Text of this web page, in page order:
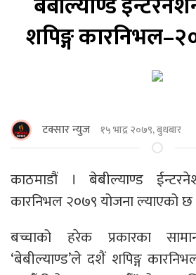
शपिङ्ग
टक्सार न्युज १५ भाद्र २०७९, बुधबार
काठमाडौं । बेबील्याण्ड
कारनिभल २०७९ योजना ल्याएको छ
बच्चाको हरेक प्रकारका
‘बेबील्याण्ड’ले दशैं शपिङ्ग